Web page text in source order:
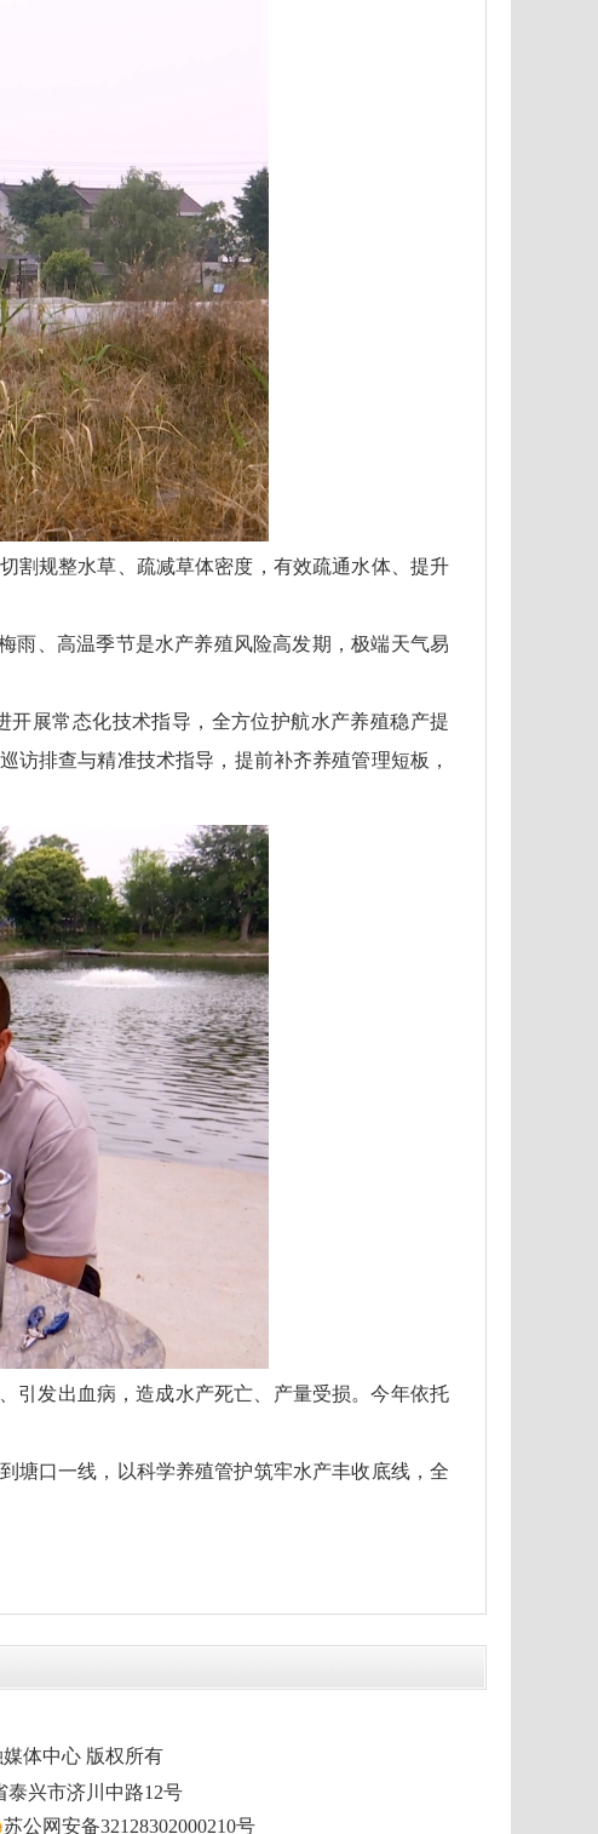
割规整水草、疏减草体密度，有效疏通水体、提升
雨、高温季节是水产养殖风险高发期，极端天气易
展常态化技术指导，全方位护航水产养殖稳产提
访排查与精准技术指导，提前补齐养殖管理短板，
引发出血病，造成水产死亡、产量受损。今年依托
塘口一线，以科学养殖管护筑牢水产丰收底线，全
媒体中心 版权所有
泰兴市济川中路12号
苏公网安备32128302000210号